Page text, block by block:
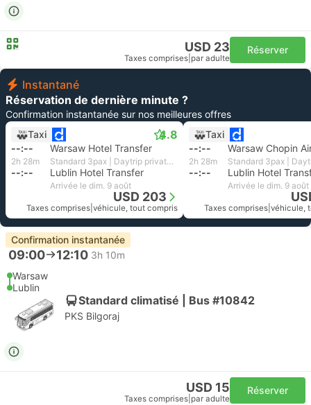
USD 23
Taxes comprises par adulte
Réserver
Instantané
Réservation de dernière minute ?
Confirmation instantanée sur nos meilleures offres
Taxi
4.8
--:-- Warsaw Hotel Transfer
2h 28m Standard 3pax | Daytrip private transfer with English speaking driver
--:-- Lublin Hotel Transfer
Arrivée le dim. 9 août
USD 203
Taxes comprises véhicule, tout compris
Taxi
--:--
Warsaw Chopin
2h 28m
--:-- Lublin Hotel
Arrivée le dim. 9 août
Taxes comprises véhicule,
Confirmation instantanée
09:00 12:10 3h 10m
Warsaw
Lublin
Standard climatisé | Bus #10842
PKS Bilgoraj
USD 15
Taxes comprises par adulte
Réserver